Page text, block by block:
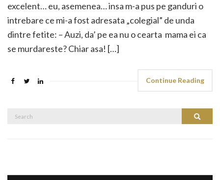
excelent… eu, asemenea… insa m-a pus pe ganduri o
intrebare ce mi-a fost adresata „colegial” de unda
dintre fetite: – Auzi, da’ pe ea nu o cearta mama ei ca
se murdareste? Chiar asa! […]
Continue Reading
Search